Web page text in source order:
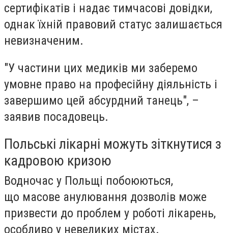
сертифікатів і надає тимчасові довідки,
однак їхній правовий статус залишається
невизначеним.
"У частини цих медиків ми заберемо
умовне право на професійну діяльність і
завершимо цей абсурдний танець", –
заявив посадовець.
Польські лікарні можуть зіткнутися з
кадровою кризою
Водночас у Польщі побоюються,
що масове анулювання дозволів може
призвести до проблем у роботі лікарень,
особливо у невеликих містах.